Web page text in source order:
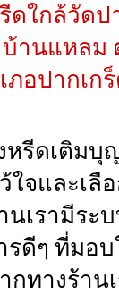
ดใกล้วัดป
านแหลม
ภอปากเก
หรีดเติมบุ
ใจและเลื
นเรามีระ
รดีๆ ที่มอ
กทางร้าน